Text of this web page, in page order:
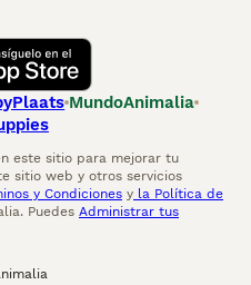
MundoAnimalia
este sitio para mejorar tu
sitio web y otros servicios
y Condiciones y la Política de
Puedes Administrar tus